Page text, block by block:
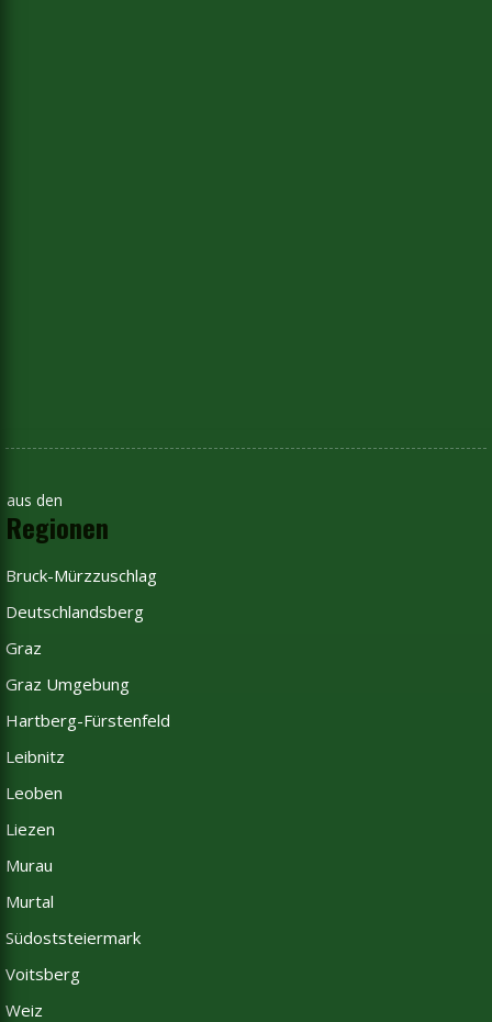
aus den
Regionen
Bruck-Mürzzuschlag
Deutschlandsberg
Graz
Graz Umgebung
Hartberg-Fürstenfeld
Leibnitz
Leoben
Liezen
Murau
Murtal
Südoststeiermark
Voitsberg
Weiz